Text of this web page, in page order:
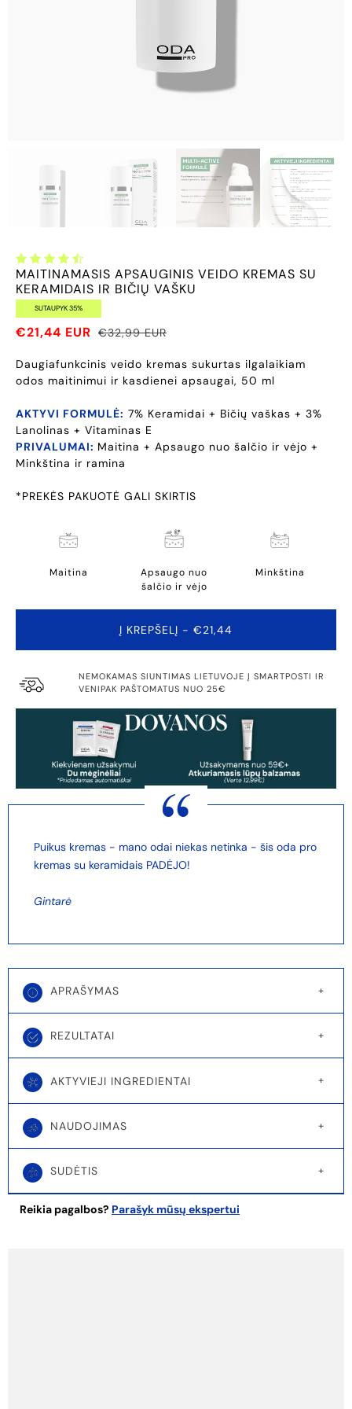
MAITINAMASIS APSAUGINIS VEIDO KREMAS SU
KERAMIDAIS IR BIČIŲ VAŠKU
SUTAUPYK 35%
€21,44 EUR €32,99 EUR
Daugiafunkcinis veido kremas sukurtas ilgalaikiam
odos maitinimui ir kasdienei apsaugai, 50 ml
AKTYVI FORMULĖ: 7% Keramidai + Bičių vaškas + 3%
Lanolinas + Vitaminas E
PRIVALUMAI: Maitina + Apsaugo nuo šalčio ir vėjo +
Minkština ir ramina
*PREKĖS PAKUOTĖ GALI SKIRTIS
Maitina
Apsaugo nuo
šalčio ir vėjo
Minkština
Į KREPŠELĮ - €21,44
NEMOKAMAS SIUNTIMAS LIETUVOJE Į SMARTPOSTI IR
VENIPAK PAŠTOMATUS NUO 25€
Puikus kremas - mano odai niekas netinka - šis oda pro
kremas su keramidais PADĖJO!
Gintarė
APRAŠYMAS
REZULTATAI
AKTYVIEJI INGREDIENTAI
NAUDOJIMAS
SUDĖTIS
Reikia pagalbos? Parašyk mūsų ekspertui